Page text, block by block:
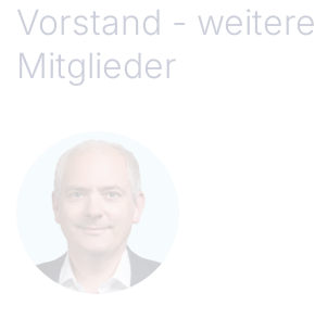
Vorstand - weitere
Mitglieder